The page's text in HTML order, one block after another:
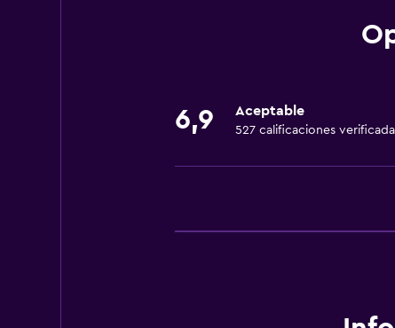
Nevera
6,9 Aceptable
527 calificaciones